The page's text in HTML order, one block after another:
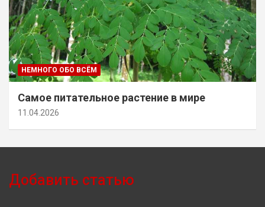
НЕМНОГО ОБО ВСЁМ
Самое питательное растение в мире
11.04.2026
Добавить статью